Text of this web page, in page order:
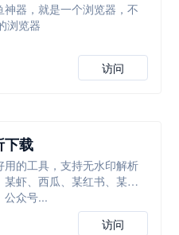
器，就是一个浏览器，不
浏览器
访问
下载
用的工具，支持无水印解析
虾、西瓜、某红书、某
公众号...
访问